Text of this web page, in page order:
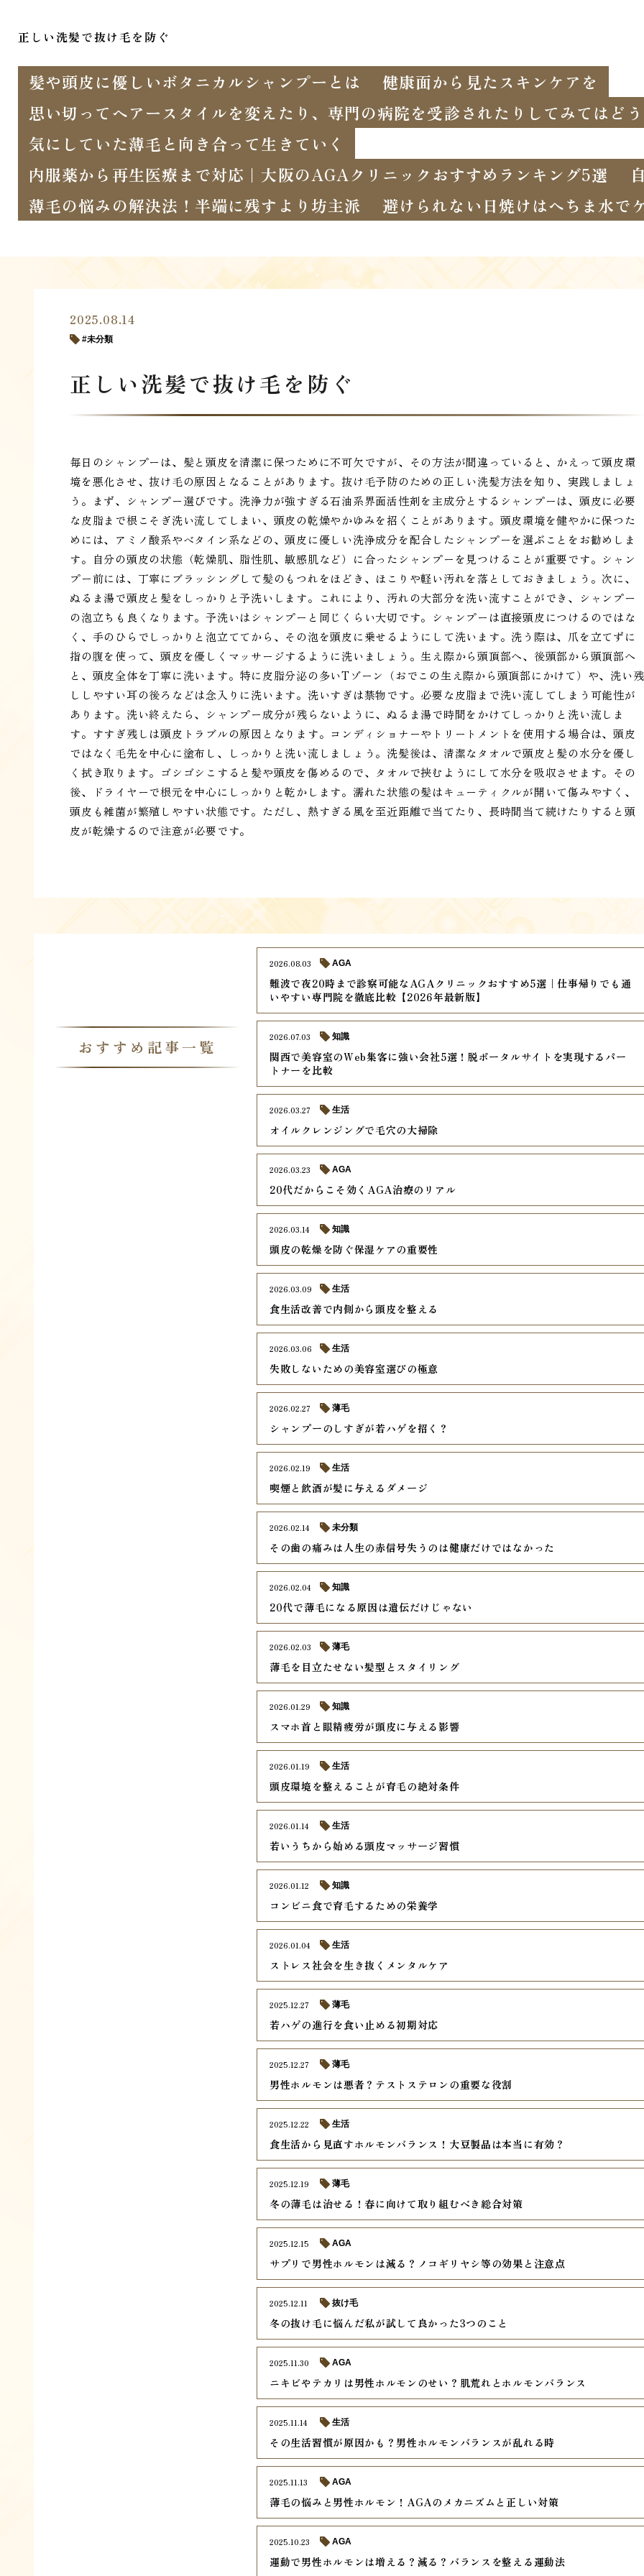
正しい洗髪で抜け毛を防ぐ
髪や頭皮に優しいボタニカルシャンプーとは
健康面から見たスキンケアを
思い切ってヘアースタイルを変えたり、専門の病院を受診されたりしてみてはど
気にしていた薄毛と向き合って生きていく
内服薬から再生医療まで対応｜大阪のAGAクリニックおすすめランキング5選
薄毛の悩みの解決法！半端に残すより坊主派
避けられない日焼けはへちま水で
2025.08.14
未分類
正しい洗髪で抜け毛を防ぐ
毎日のシャンプーは、髪と頭皮を清潔に保つために不可欠ですが、その方法が間違っていると、かえって頭皮環
境を悪化させ、抜け毛の原因となることがあります。抜け毛予防のための正しい洗髪方法を知り、実践しましょ
う。まず、シャンプー選びです。洗浄力が強すぎる石油系界面活性剤を主成分とするシャンプーは、頭皮に必要
な皮脂まで根こそぎ洗い流してしまい、頭皮の乾燥やかゆみを招くことがあります。頭皮環境を健やかに保つた
めには、アミノ酸系やベタイン系などの、頭皮に優しい洗浄成分を配合したシャンプーを選ぶことをお勧めしま
す。自分の頭皮の状態（乾燥肌、脂性肌、敏感肌など）に合ったシャンプーを見つけることが重要です。シャン
プー前には、丁寧にブラッシングして髪のもつれをほどき、ほこりや軽い汚れを落としておきましょう。次に、
ぬるま湯で頭皮と髪をしっかりと予洗いします。これにより、汚れの大部分を洗い流すことができ、シャンプー
の泡立ちも良くなります。予洗いはシャンプーと同じくらい大切です。シャンプーは直接頭皮につけるのではな
く、手のひらでしっかりと泡立ててから、その泡を頭皮に乗せるようにして洗います。洗う際は、爪を立てずに
指の腹を使って、頭皮を優しくマッサージするように洗いましょう。生え際から頭頂部へ、後頭部から頭頂部へ
と、頭皮全体を丁寧に洗います。特に皮脂分泌の多いTゾーン（おでこの生え際から頭頂部にかけて）や、洗い残
ししやすい耳の後ろなどは念入りに洗います。洗いすぎは禁物です。必要な皮脂まで洗い流してしまう可能性が
あります。洗い終えたら、シャンプー成分が残らないように、ぬるま湯で時間をかけてしっかりと洗い流しま
す。すすぎ残しは頭皮トラブルの原因となります。コンディショナーやトリートメントを使用する場合は、頭皮
ではなく毛先を中心に塗布し、しっかりと洗い流しましょう。洗髪後は、清潔なタオルで頭皮と髪の水分を優し
く拭き取ります。ゴシゴシこすると髪や頭皮を傷めるので、タオルで挟むようにして水分を吸収させます。その
後、ドライヤーで根元を中心にしっかりと乾かします。濡れた状態の髪はキューティクルが開いて傷みやすく、
頭皮も雑菌が繁殖しやすい状態です。ただし、熱すぎる風を至近距離で当てたり、長時間当て続けたりすると頭
皮が乾燥するので注意が必要です。
おすすめ記事一覧
難波で夜20時まで診察可能なAGAクリニックおすすめ5選｜仕事帰りでも通
いやすい専門院を徹底比較【2026年最新版】
2026.08.03 AGA
関西で美容室のWeb集客に強い会社5選！脱ポータルサイトを実現するパー
トナーを比較
2026.07.03 知識
オイルクレンジングで毛穴の大掃除
2026.03.27 生活
20代だからこそ効くAGA治療のリアル
2026.03.23 AGA
頭皮の乾燥を防ぐ保湿ケアの重要性
2026.03.14 知識
食生活改善で内側から頭皮を整える
2026.03.09 生活
失敗しないための美容室選びの極意
2026.03.06 生活
シャンプーのしすぎが若ハゲを招く？
2026.02.27 薄毛
喫煙と飲酒が髪に与えるダメージ
2026.02.19 生活
その歯の痛みは人生の赤信号失うのは健康だけではなかった
2026.02.14 未分類
20代で薄毛になる原因は遺伝だけじゃない
2026.02.04 知識
薄毛を目立たせない髪型とスタイリング
2026.02.03 薄毛
スマホ首と眼精疲労が頭皮に与える影響
2026.01.29 知識
頭皮環境を整えることが育毛の絶対条件
2026.01.19 生活
若いうちから始める頭皮マッサージ習慣
2026.01.14 生活
コンビニ食で育毛するための栄養学
2026.01.12 知識
ストレス社会を生き抜くメンタルケア
2026.01.04 生活
若ハゲの進行を食い止める初期対応
2025.12.27 薄毛
男性ホルモンは悪者？テストステロンの重要な役割
2025.12.27 薄毛
食生活から見直すホルモンバランス！大豆製品は本当に有効？
2025.12.22 生活
冬の薄毛は治せる！春に向けて取り組むべき総合対策
2025.12.19 薄毛
サプリで男性ホルモンは減る？ノコギリヤシ等の効果と注意点
2025.12.15 AGA
冬の抜け毛に悩んだ私が試して良かった3つのこと
2025.12.11 抜け毛
ニキビやテカリは男性ホルモンのせい？肌荒れとホルモンバランス
2025.11.30 AGA
その生活習慣が原因かも？男性ホルモンバランスが乱れる時
2025.11.14 生活
薄毛の悩みと男性ホルモン！AGAのメカニズムと正しい対策
2025.11.13 AGA
運動で男性ホルモンは増える？減る？バランスを整える運動法
2025.10.23 AGA